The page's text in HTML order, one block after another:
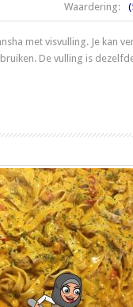
Waardering:
met visvulling. Je kan
De vulling is